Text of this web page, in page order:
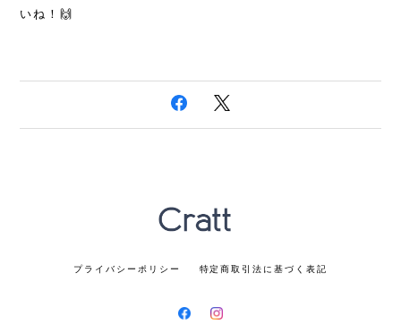
いね！🙌
プライバシーポリシー 特定商取引法に基づく表記